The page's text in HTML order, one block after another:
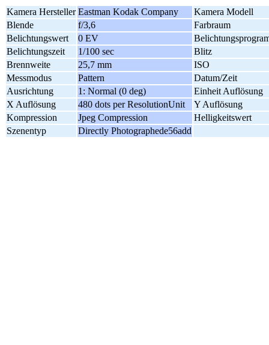
Kamera Hersteller Eastman Kodak Company
Kamera Modell
Blende
f/3,6
Farbraum
Belichtungswert
0 EV
Belichtungszeit
1/100 sec
Blitz
Brennweite
25,7 mm
ISO
Messmodus
Pattern
Datum/Zeit
Ausrichtung
1: Normal (0 deg)
Einheit Auflösung
X Auflösung
480 dots per ResolutionUnit
Y Auflösung
Kompression
Jpeg Compression
Helligkeitswert
Szenentyp
Directly Photographede56add